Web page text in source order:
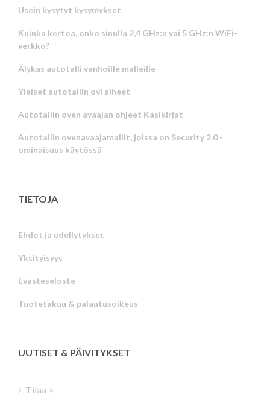
Usein kysytyt kysymykset
Kuinka kertoa, onko sinulla 2,4 GHz:n vai 5 GHz:n WiFi-
verkko?
Älykäs autotalli vanhoille malleille
Yleiset autotallin ovi aiheet
Autotallin oven avaajan ohjeet Käsikirjat
Autotallin ovenavaajamallit, joissa on Security 2.0 -
ominaisuus käytössä
TIETOJA
Ehdot ja edellytykset
Yksityisyys
Evästeseloste
Tuotetakuu & palautusoikeus
UUTISET & PÄIVITYKSET
Tilaa >